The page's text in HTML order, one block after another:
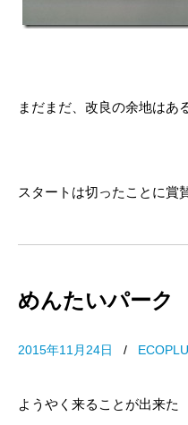
まだまだ、改良の余地はあ
スタートは切ったことに賞
めんたいパーク
2015年11月24日 /
ようやく来ることが出来た